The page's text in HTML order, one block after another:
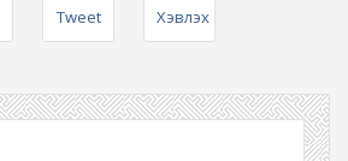
Tweet Хэвлэх